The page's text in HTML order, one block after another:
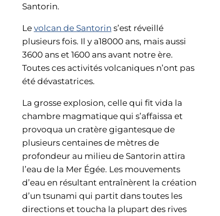
Santorin.
Le volcan de Santorin s’est réveillé
plusieurs fois. Il y a18000 ans, mais aussi
3600 ans et 1600 ans avant notre ère.
Toutes ces activités volcaniques n’ont pas
été dévastatrices.
La grosse explosion, celle qui fit vida la
chambre magmatique qui s’affaissa et
provoqua un cratère gigantesque de
plusieurs centaines de mètres de
profondeur au milieu de Santorin attira
l’eau de la Mer Égée. Les mouvements
d’eau en résultant entraînèrent la création
d’un tsunami qui partit dans toutes les
directions et toucha la plupart des rives